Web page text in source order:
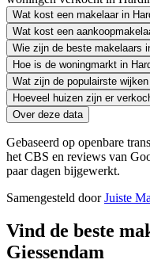
Wat kost een makelaar in
Wat kost een
Wie zijn de beste makelaars
Hoe is de woningmarkt in
Wat zijn de populairste
Hoeveel huizen zijn er
Over deze data
Gebaseerd op openbare
het CBS en reviews van
paar dagen bijgewerkt.
Samengesteld doorJuiste
Vind de beste
Giessendam